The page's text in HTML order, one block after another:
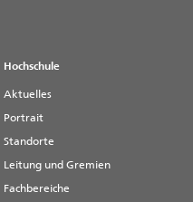
Hochschule
Aktuelles
Portrait
Standorte
Leitung und Gremien
Fachbereiche